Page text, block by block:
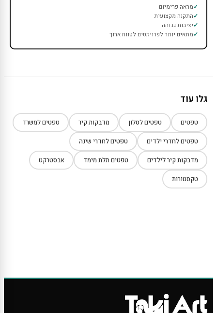
מראה פרימיום
התקנה מקצועית
יציבות גבוהה
מתאים יותר לפרויקטים לטווח ארוך
גלו עוד
טפטים טפטים לסלון מדבקות קיר טפטים למשרד
טפטים לחדרי ילדים טפטים לחדרי שינה
מדבקות קיר לילדים טפטים תלת מימד אבסטרקט
טקסטורות